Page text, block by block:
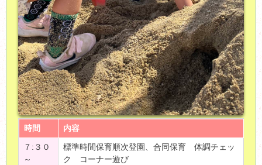
時間
内容
７:３０
～
標準時間保育順次登園、合同保育 体調チェッ
ク コーナー遊び